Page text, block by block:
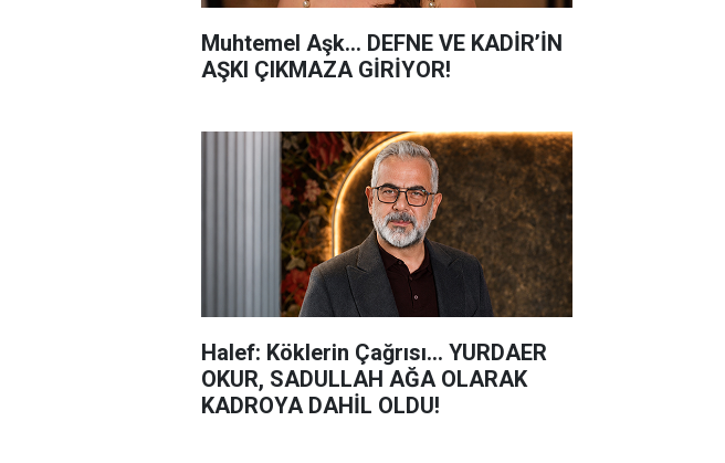
Muhtemel Aşk... DEFNE VE KADİR’İN
AŞKI ÇIKMAZA GİRİYOR!
Halef: Köklerin Çağrısı... YURDAER
OKUR, SADULLAH AĞA OLARAK
KADROYA DAHİL OLDU!